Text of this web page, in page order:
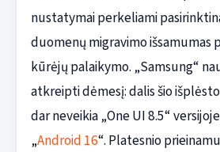
nustatymai perkeliami
duomenų migravimo išsamumas
kūrėjų palaikymo. „Samsung“
atkreipti dėmesį: dalis šio
dar neveikia „One UI 8.5“
„Android 16“. Platesnio